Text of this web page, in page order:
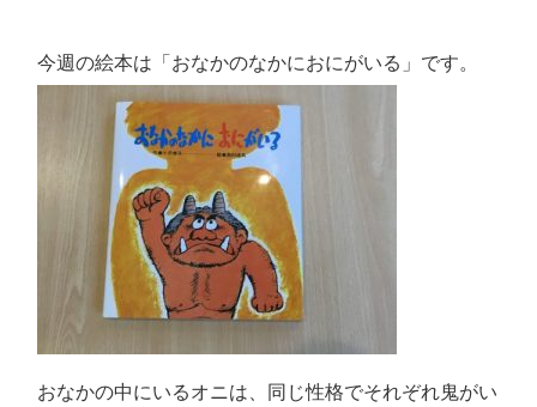
今週の絵本は「おなかのなかにおにがいる」です。
おなかの中にいるオニは、同じ性格でそれぞれ鬼がい